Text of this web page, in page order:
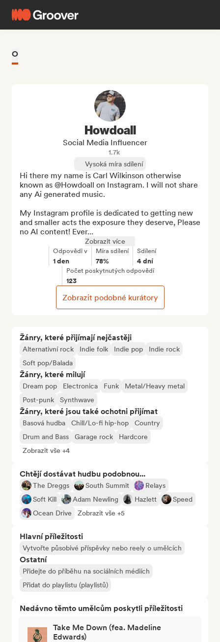
O
Žánry, které přijímají nejčastěji
Alternativní rock Indie folk Indie pop
Indie rock
Soft pop/Balada
Žánry, které milují
Dream pop Electronica Funk
Metal/Heavy metal
Post-punk
Synthwave
Žánry, které jsou také ochotni přijímat
Basová hudba Chill/Lo-fi hip-hop
Country
Drum and Bass
Garage rock
Hardcore
Zobrazit vše +4
Chtějí dostávat hudbu podobnou...
The Dreggs South Summit
Relays
Soft Kill
Adam Newling Hazlett
Speed
Ocean Drive
Zobrazit vše +5
Hlavní příležitosti
Vytvořte působivé příspěvky nebo reely o umělcích
Ostatní
Přidejte do příběhu na sociálních médiích
Přidat do playlistu (playlistů)
Nedávno těmto umělcům poskytli příležitosti
Take Me Down (fea. Madeline
Edwards)
Howdoall
Social Media Influencer
1.7k
Vysoká míra sdílení
Hi there my name is Carl Wilkinson otherwise
known as @Howdoall on Instagram. I will not share
any Ai generated music.
My Instagram profile is dedicated to getting new
and smaller acts the exposure they deserve, Please
no AI content! Ever...
Zobrazit více
Odpovědi v
1 den
Míra sdílení
78%
Sdílení
4 dní
Počet poskytnutých odpovědí
123
Zobrazit podobné kurátory